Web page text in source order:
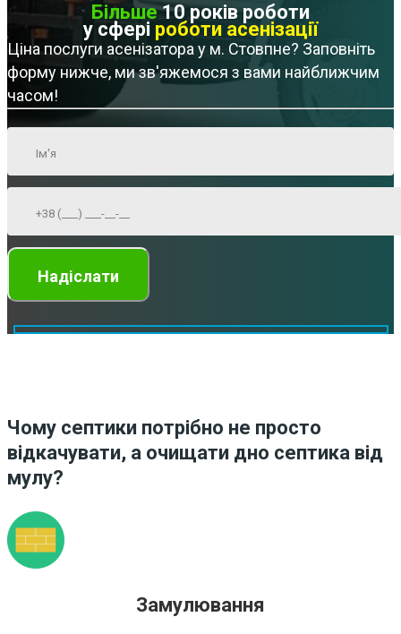
Більше10 років роботи
у сфері роботи асенізації
Ціна послуги асенізатора у м. Стовпне? Заповніть
форму нижче, ми зв'яжемося з вами найближчим
часом!
Чому септики потрібно не просто
відкачувати, а очищати дно септика від
мулу?
Замулювання